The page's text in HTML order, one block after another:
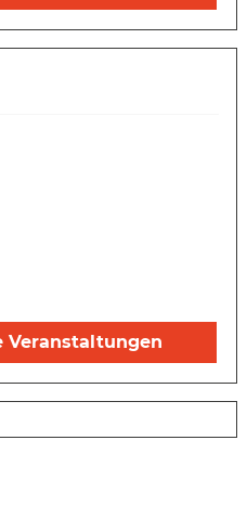
Veranstaltungen